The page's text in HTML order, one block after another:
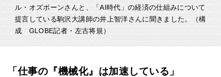
ル・オズボーンさんと、「AI時代」の経済の仕組みについて
提言している駒沢大講師の井上智洋さんに聞きました。（構
成 GLOBE記者・左古将規）
「仕事の『機械化』は加速している」